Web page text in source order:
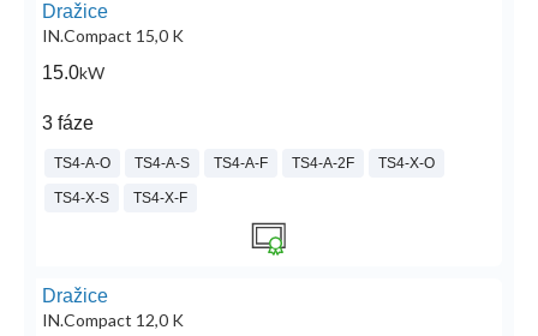
Dražice
IN.Compact 15,0 K
15.0kW
3 fáze
TS4-A-O TS4-A-S TS4-A-F TS4-A-2F TS4-X-O
TS4-X-S TS4-X-F
Dražice
IN.Compact 12,0 K